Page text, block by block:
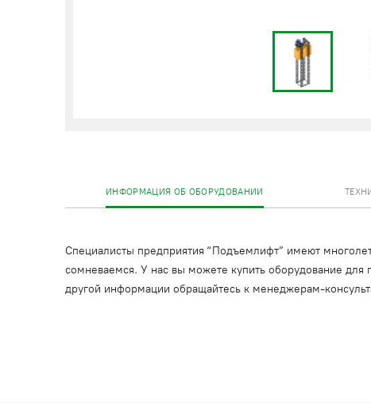
ИНФОРМАЦИЯ ОБ ОБОРУДОВАНИИ
Специалисты предприятия “Подъемлифт” имеют
сомневаемся. У нас вы можете купить оборудование для
другой информации обращайтесь к менеджерам-